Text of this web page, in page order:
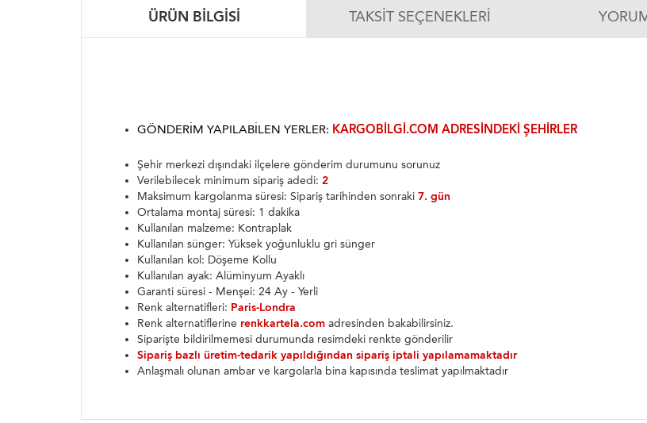
ÜRÜN BILGISI TAKSIT SEÇENEKLERI
GÖNDERIM YAPILABILEN YERLER: KARGOBILGI.COM ADRESINDEKI ŞEHIRLER
Şehir merkezi dışındaki ilçelere gönderim durumunu sorunuz
Verilebilecek minimum sipariş adedi: 2
Maksimum kargolanma süresi: Sipariş tarihinden sonraki 7. gün
Ortalama montaj süresi: 1 dakika
Kullanılan malzeme: Kontraplak
Kullanılan sünger: Yüksek yoğunluklu gri sünger
Kullanılan kol: Döşeme Kollu
Kullanılan ayak: Alüminyum Ayaklı
Garanti süresi - Menşei: 24 Ay - Yerli
Renk alternatifleri: Paris-Londra
Renk alternatiflerine renkkartela.com adresinden bakabilirsiniz.
Siparişte bildirilmemesi durumunda resimdeki renkte gönderilir
Sipariş bazlı üretim-tedarik yapıldığından sipariş iptali yapılamamaktadır
Anlaşmalı olunan ambar ve kargolarla bina kapısında teslimat yapılmaktadır